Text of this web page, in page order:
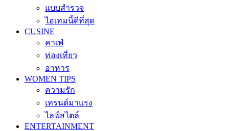
แบบสำรวจ
ไอเทมนี้ดีที่สุด
CUSINE
คาเฟ่
ท่องเที่ยว
อาหาร
WOMEN TIPS
ความรัก
เทรนด์มาแรง
ไลฟ์สไตล์
ENTERTAINMENT